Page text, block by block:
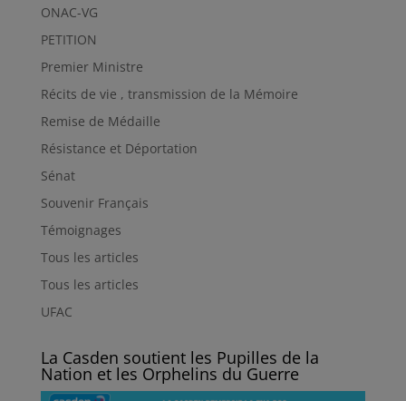
ONAC-VG
PETITION
Premier Ministre
Récits de vie , transmission de la Mémoire
Remise de Médaille
Résistance et Déportation
Sénat
Souvenir Français
Témoignages
Tous les articles
Tous les articles
UFAC
La Casden soutient les Pupilles de la
Nation et les Orphelins du Guerre